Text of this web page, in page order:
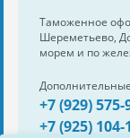
Таможенное
Шереметьево,
морем и по
+7 (929) 575-
+7 (925) 104-